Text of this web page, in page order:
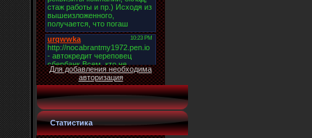
Для добавления необходима
авторизация
Статистика